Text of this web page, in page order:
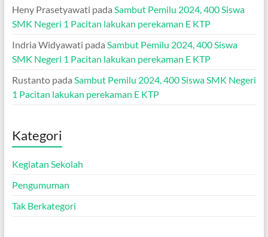
Heny Prasetyawati pada Sambut Pemilu 2024, 400 Siswa
SMK Negeri 1 Pacitan lakukan perekaman E KTP
Indria Widyawati pada Sambut Pemilu 2024, 400 Siswa
SMK Negeri 1 Pacitan lakukan perekaman E KTP
Rustantopada Sambut Pemilu 2024, 400 Siswa SMK Negeri
1 Pacitan lakukan perekaman E KTP
Kategori
Kegiatan Sekolah
Pengumuman
Tak Berkategori